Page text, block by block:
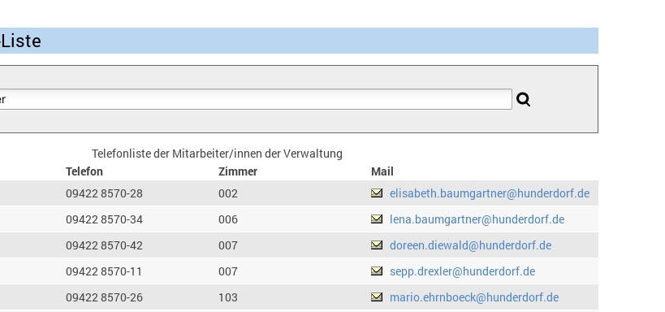
Telefonliste der Mitarbeiter/innen der Verwaltung
Telefon Zimmer
Mail
09422 8570-28 002
elisabeth.baumgartner@hunderdorf.de
09422 8570-34 006
lena.baumgartner@hunderdorf.de
09422 8570-42 007
doreen.diewald@hunderdorf.de
09422 8570-11 007
sepp.drexler@hunderdorf.de
09422 8570-26 103
mario.ehrnboeck@hunderdorf.de